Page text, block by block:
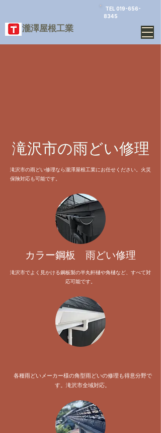
​瀧澤屋根工業
TEL 019-656-
8345
滝沢市の雨どい修理
滝沢市の雨どい修理なら瀧澤屋根工業にお任せください。火災
保険対応も可能です。
​カラー鋼板 雨どい修理
滝沢市でよく見かける鋼板製の半丸軒樋や角樋など、すべて対
応可能です。
各種雨どいメーカー様の角型雨どいの修理も得意分野で
す。滝沢市全域対応。